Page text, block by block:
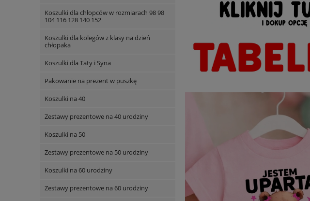
Koszulki dla chłopców w rozmiarach 98 98
104 116 128 140 152
Koszulki dla kolegów z klasy na dzień
chłopaka
Koszulki dla Taty i Syna
Pakowanie na prezent w puszkę
Koszulki na 40
Zestawy prezentowe na 40 urodziny
Koszulki na 50
Zestawy prezentowe na 50 urodziny
Koszulki na 60 urodziny
Zestawy prezentowe na 60 urodziny